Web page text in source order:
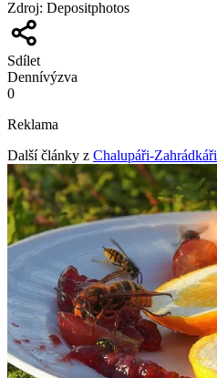
Zdroj: Depositphotos
Sdílet
Dennívýzva
0
Reklama
Další články z Chalupáři-Zahrádkáři